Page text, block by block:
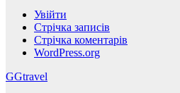
Увійти
Стрічка записів
Стрічка коментарів
WordPress.org
GGtravel